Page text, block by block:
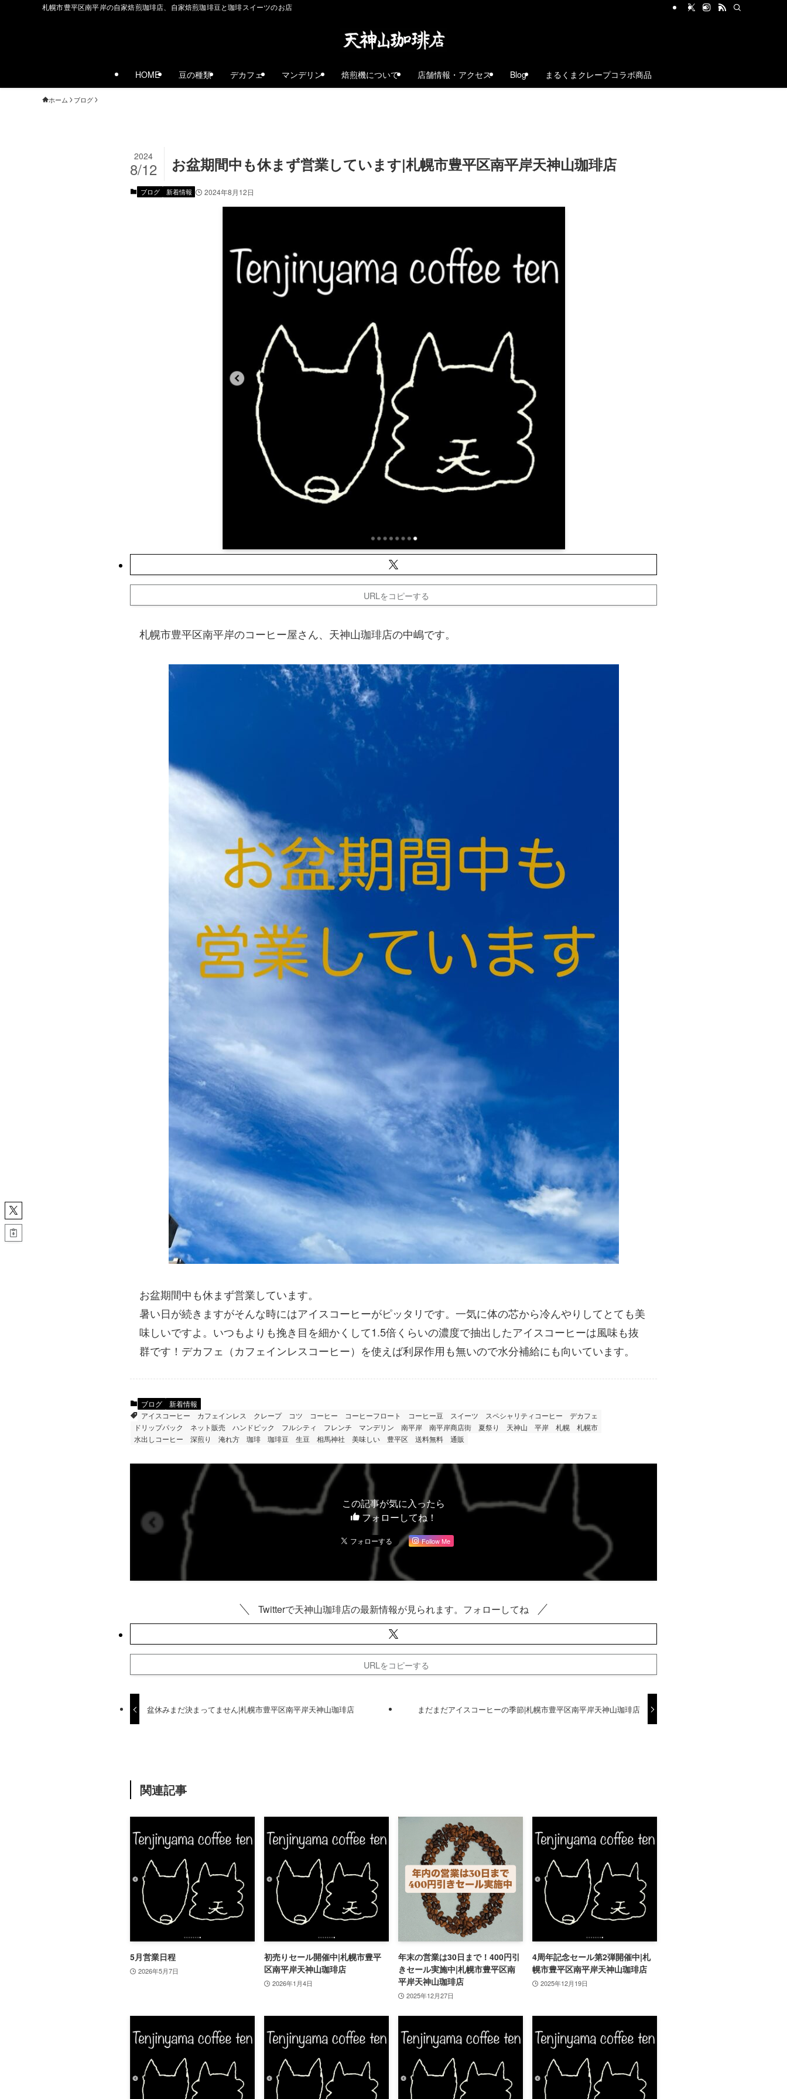
札幌市豊平区南平岸の自家焙煎珈琲店、自家焙煎珈琲豆と珈琲スイーツのお店
HOME 豆の種類 デカフェ マンデリン 焙煎機について 店舗情報・アクセス Blog まるくまクレープコラボ商品
ホーム ブログ
お盆期間中も休まず営業しています|札幌市豊平区南平岸天神山珈琲店
2024
8/12
ブログ 新着情報 2024年8月12日
URLをコピーする
札幌市豊平区南平岸のコーヒー屋さん、天神山珈琲店の中嶋です。
お盆期間中も休まず営業しています。
暑い日が続きますがそんな時にはアイスコーヒーがピッタリです。一気に体の芯から冷んやりしてとても美
味しいですよ。いつもよりも挽き目を細かくして1.5倍くらいの濃度で抽出したアイスコーヒーは風味も抜
群です！デカフェ（カフェインレスコーヒー）を使えば利尿作用も無いので水分補給にも向いています。
ブログ
新着情報
アイスコーヒー
カフェインレス クレープ コツ コーヒー コーヒーフロート コーヒー豆 スイーツ スペシャリティコーヒー
デカフェ
ドリップパック
ネット販売 ハンドピック フルシティ フレンチ マンデリン 南平岸 南平岸商店街 夏祭り 天神山 平岸 札幌
札幌市
水出しコーヒー
深煎り 淹れ方 珈琲 珈琲豆 生豆 相馬神社 美味しい 豊平区 送料無料 通販
この記事が気に入ったら
フォローしてね！
Follow Me
Twitterで天神山珈琲店の最新情報が見られます。フォローしてね
URLをコピーする
盆休みまだ決まってません|札幌市豊平区南平岸天神山珈琲店 まだまだアイスコーヒーの季節|札幌市豊平区南平岸天神山珈琲店
関連記事
5月営業日程
2026年5月7日
初売りセール開催中|札幌市豊平
区南平岸天神山珈琲店
2026年1月4日
年末の営業は30日まで！400円引
きセール実施中|札幌市豊平区南
平岸天神山珈琲店
2025年12月27日
4周年記念セール第2弾開催中|札
幌市豊平区南平岸天神山珈琲店
2025年12月19日